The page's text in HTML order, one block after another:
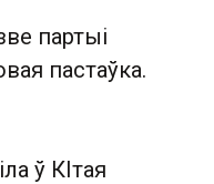
партыі
пастаўка.
ў КІтая